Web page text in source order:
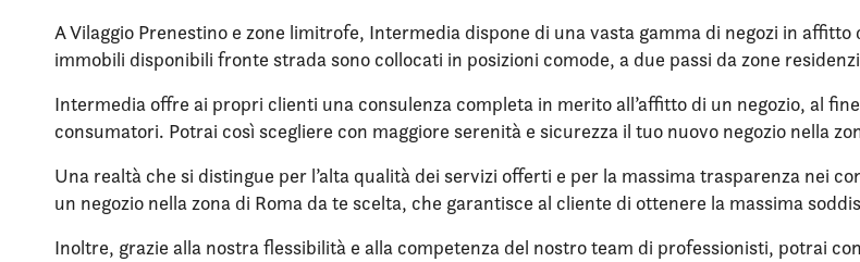
A Vilaggio Prenestino e zone limitrofe, Intermedia dispone di una vasta gamma di negozi in
immobili disponibili fronte strada sono collocati in posizioni comode, a due passi da zone
Intermedia offre ai propri clienti una consulenza completa in merito all’affitto di un negozio, al
consumatori. Potrai così scegliere con maggiore serenità e sicurezza il tuo nuovo negozio nella
Una realtà che si distingue per l’alta qualità dei servizi offerti e per la massima trasparenza nei
un negozio nella zona di Roma da te scelta, che garantisce al cliente di ottenere la massima
Inoltre, grazie alla nostra flessibilità e alla competenza del nostro team di professionisti, potrai